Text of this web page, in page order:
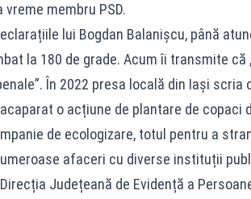
membru PSD.
lui Bogdan Balanișcu, până
la 180 de grade. Acum îi transmite că
În 2022 presa locală din Iași scria
o acțiune de plantare de copaci
de ecologizare, totul pentru a
afaceri cu diverse instituții
Județeană de Evidență a